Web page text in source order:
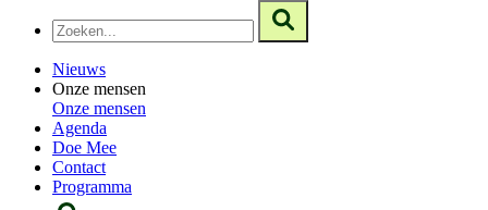
Nieuws
Onze mensen
Onze mensen
Agenda
Doe Mee
Contact
Programma